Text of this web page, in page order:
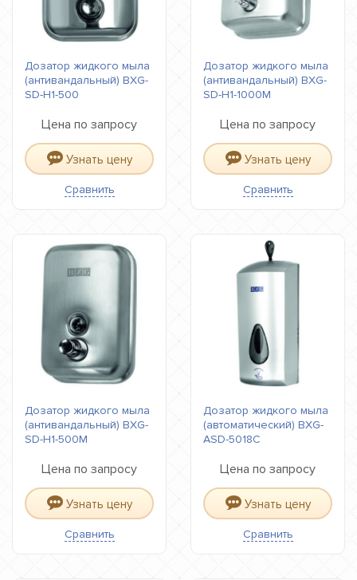
Дозатор жидкого мыла
(антивандальный) BXG-
SD-H1-500
Цена по запросу
Узнать цену
Сравнить
Дозатор жидкого мыла
(антивандальный) BXG-
SD-H1-1000М
Цена по запросу
Узнать цену
Сравнить
Дозатор жидкого мыла
(антивандальный) BXG-
SD-H1-500М
Цена по запросу
Узнать цену
Сравнить
Дозатор жидкого мыла
(автоматический) BXG-
ASD-5018С
Цена по запросу
Узнать цену
Сравнить